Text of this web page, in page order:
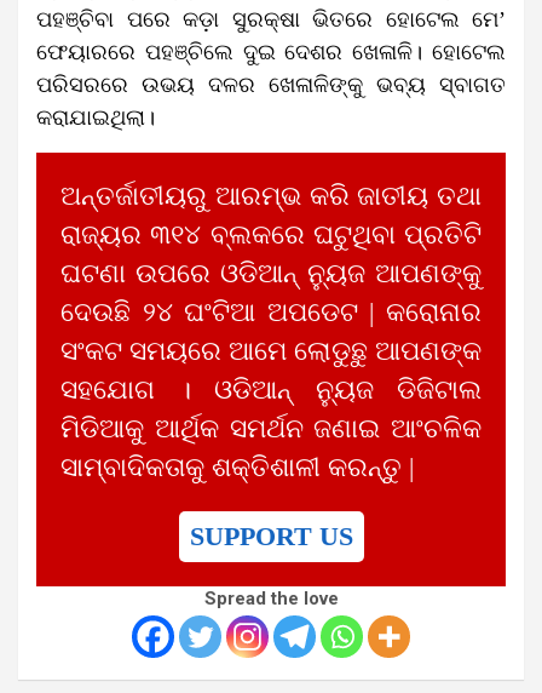
ପହଞ୍ଚିବା ପରେ କଡ଼ା ସୁରକ୍ଷା ଭିତରେ ହୋଟେଲ ମେ’
ଫେୟାରରେ ପହଞ୍ଚିଲେ ଦୁଇ ଦେଶର ଖେଳାଳି। ହୋଟେଲ
ପରିସରରେ ଉଭୟ ଦଳର ଖେଳାଳିଙ୍କୁ ଭବ୍ୟ ସ୍ବାଗତ
କରାଯାଇଥିଲା।
ଅନ୍ତର୍ଜାତୀୟରୁ ଆରମ୍ଭ କରି ଜାତୀୟ ତଥା
ରାଜ୍ୟର ୩୧୪ ବ୍ଲକରେ ଘଟୁଥିବା ପ୍ରତିଟି
ଘଟଣା ଉପରେ ଓଡିଆନ୍ ନ୍ୟୁଜ ଆପଣଙ୍କୁ
ଦେଉଛି ୨୪ ଘଂଟିଆ ଅପଡେଟ | କରୋନାର
ସଂକଟ ସମୟରେ ଆମେ ଲୋଡୁଛୁ ଆପଣଙ୍କ
ସହଯୋଗ । ଓଡିଆନ୍ ନ୍ୟୁଜ ଡିଜିଟାଲ
ମିଡିଆକୁ ଆର୍ଥିକ ସମର୍ଥନ ଜଣାଇ ଆଂଚଳିକ
ସାମ୍ବାଦିକତାକୁ ଶକ୍ତିଶାଳୀ କରନ୍ତୁ |
SUPPORT US
Spread the love